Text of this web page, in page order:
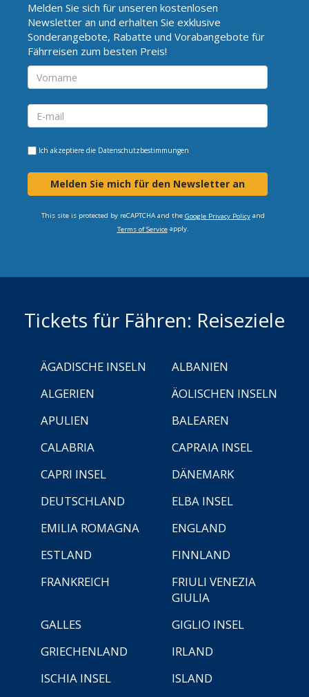
Melden Sie sich für unseren kostenlosen
Newsletter an und erhalten Sie exklusive
Sonderangebote, Rabatte und Vorabangebote für
Fährreisen zum besten Preis!
Ich akzeptiere die Datenschutzbestimmungen
Melden Sie mich für den Newsletter an
This site is protected by reCAPTCHA and the Google Privacy Policyand
Terms of Serviceapply.
Tickets für Fähren: Reiseziele
ÄGADISCHE INSELN
ALBANIEN
ALGERIEN
ÄOLISCHEN INSELN
APULIEN
BALEAREN
CALABRIA
CAPRAIA INSEL
CAPRI INSEL
DÄNEMARK
DEUTSCHLAND
ELBA INSEL
EMILIA ROMAGNA
ENGLAND
ESTLAND
FINNLAND
FRANKREICH
FRIULI VENEZIA
GIULIA
GALLES
GIGLIO INSEL
GRIECHENLAND
IRLAND
ISCHIA INSEL
ISLAND